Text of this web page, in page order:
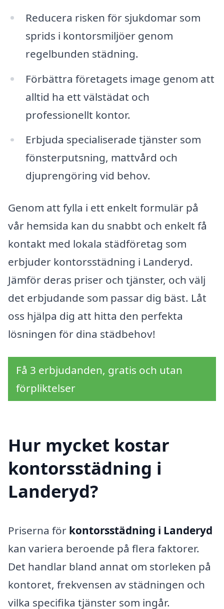
Reducera risken för sjukdomar som
sprids i kontorsmiljöer genom
regelbunden städning.
Förbättra företagets image genom att
alltid ha ett välstädat och
professionellt kontor.
Erbjuda specialiserade tjänster som
fönsterputsning, mattvård och
djuprengöring vid behov.
Genom att fylla i ett enkelt formulär på
vår hemsida kan du snabbt och enkelt få
kontakt med lokala städföretag som
erbjuder kontorsstädning i Landeryd.
Jämför deras priser och tjänster, och välj
det erbjudande som passar dig bäst. Låt
oss hjälpa dig att hitta den perfekta
lösningen för dina städbehov!
Få 3 erbjudanden, gratis och utan
förpliktelser
Hur mycket kostar
kontorsstädning i
Landeryd?
Priserna för kontorsstädning i Landeryd
kan variera beroende på flera faktorer.
Det handlar bland annat om storleken på
kontoret, frekvensen av städningen och
vilka specifika tjänster som ingår.